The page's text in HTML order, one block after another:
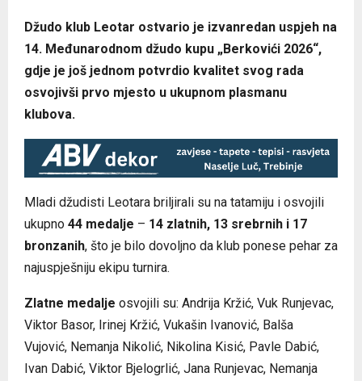
Džudo klub Leotar ostvario je izvanredan uspjeh na
14. Međunarodnom džudo kupu „Berkovići 2026“,
gdje je još jednom potvrdio kvalitet svog rada
osvojivši prvo mjesto u ukupnom plasmanu
klubova.
Mladi džudisti Leotara briljirali su na tatamiju i osvojili
ukupno 44 medalje – 14 zlatnih, 13 srebrnih i 17
bronzanih, što je bilo dovoljno da klub ponese pehar za
najuspješniju ekipu turnira.
Zlatne medalje osvojili su: Andrija Kržić, Vuk Runjevac,
Viktor Basor, Irinej Kržić, Vukašin Ivanović, Balša
Vujović, Nemanja Nikolić, Nikolina Kisić, Pavle Dabić,
Ivan Dabić, Viktor Bjelogrlić, Jana Runjevac, Nemanja